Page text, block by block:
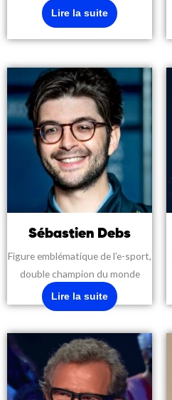
Lire la suite
Sébastien Debs
Figure emblématique de l’e-sport,
double champion du monde
Lire la suite